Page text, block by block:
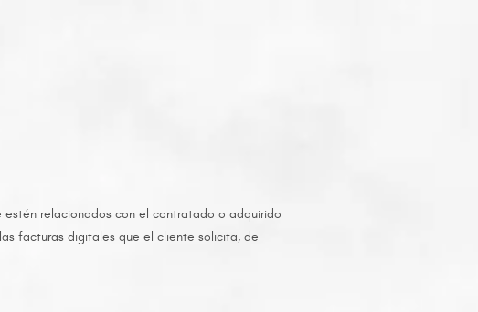
estén relacionados con el contratado o adquirido
facturas digitales que el cliente solicita, de